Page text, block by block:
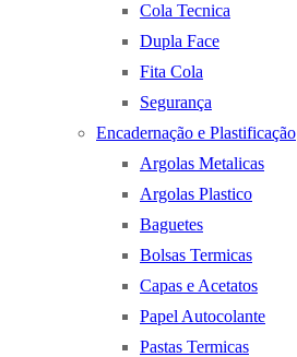
Cola Tecnica
Dupla Face
Fita Cola
Segurança
Encadernação e Plastificação
Argolas Metalicas
Argolas Plastico
Baguetes
Bolsas Termicas
Capas e Acetatos
Papel Autocolante
Pastas Termicas